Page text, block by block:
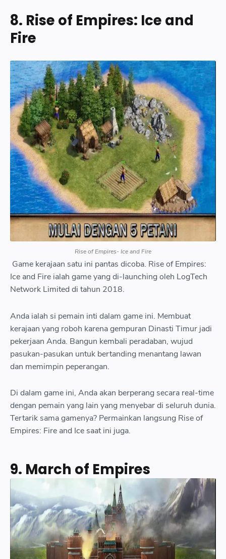
8. Rise of Empires: Ice and
Fire
Rise of Empires- Ice and Fire
Game kerajaan satu ini pantas dicoba. Rise of Empires:
Ice and Fire ialah game yang di-launching oleh LogTech
Network Limited di tahun 2018.
Anda ialah si pemain inti dalam game ini. Membuat
kerajaan yang roboh karena gempuran Dinasti Timur jadi
pekerjaan Anda. Bangun kembali peradaban, wujud
pasukan-pasukan untuk bertanding menantang lawan
dan memimpin peperangan.
Di dalam game ini, Anda akan berperang secara real-time
dengan pemain yang lain yang menyebar di seluruh dunia.
Tertarik sama gamenya? Permainkan langsung Rise of
Empires: Fire and Ice saat ini juga.
9. March of Empires